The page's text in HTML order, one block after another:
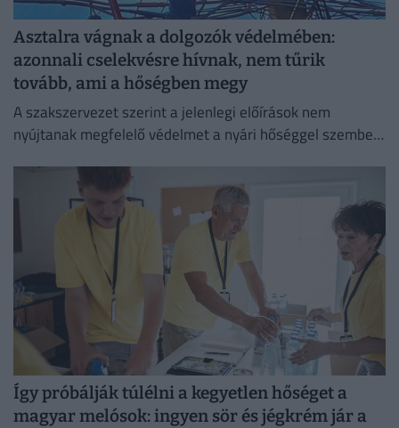
Asztalra vágnak a dolgozók védelmében:
azonnali cselekvésre hívnak, nem tűrik
tovább, ami a hőségben megy
A szakszervezet szerint a jelenlegi előírások nem
nyújtanak megfelelő védelmet a nyári hőséggel szemben,
védelmében.
Így próbálják túlélni a kegyetlen hőséget a
magyar melósok: ingyen sör és jégkrém jár a